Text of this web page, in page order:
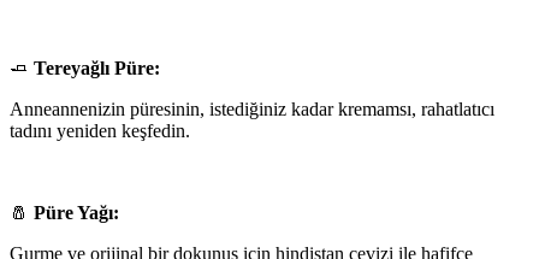
🧈 Tereyağlı Püre:
Anneannenizin püresinin, istediğiniz kadar kremamsı, rahatlatıcı
tadını yeniden keşfedin.
🧂 Püre Yağı:
Gurme ve orijinal bir dokunuş için hindistan cevizi ile hafifçe